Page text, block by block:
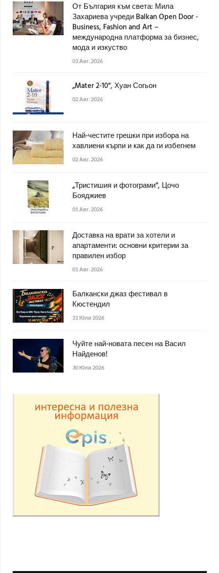
От България към света: Мила
Захариева учреди Balkan Open Door -
Business, Fashion and Art –
международна платформа за бизнес,
мода и изкуство
03 Авг. 2026
„Mater 2-10“, Хуан Согьон
02 Авг. 2026
Най-честите грешки при избора на
хавлиени кърпи и как да ги избегнем
02 Авг. 2026
„Тристишия и фотограми“, Цочо
Бояджиев
01 Авг. 2026
Доставка на врати за хотели и
апартаменти: основни критерии за
правилен избор
01 Авг. 2026
Балкански джаз фестивал в
Кюстендил
31 Юли 2026
Чуйте най-новата песен на Васил
Найденов!
30 Юли 2026